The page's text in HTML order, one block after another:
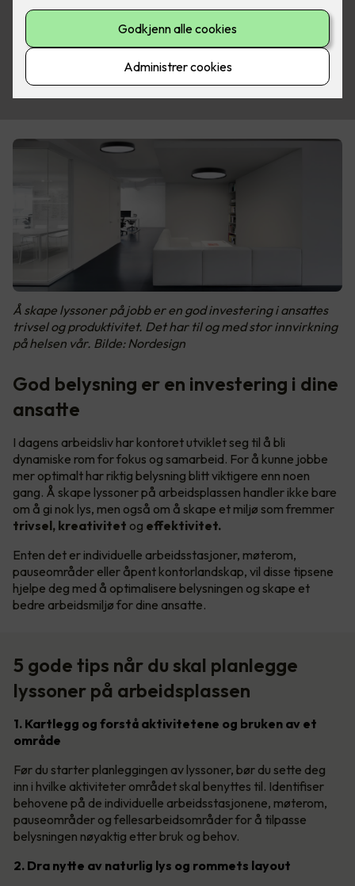
Å skape lyssoner på jobb er en god investering i ansattes
trivsel og produktivitet. Det har til og med stor innvirkning
på helsen vår. Bilde: Nordesign
God belysning er en investering i dine
ansatte
I dagens arbeidsliv har kontoret utviklet seg til å bli
dynamiske rom for fokus og samarbeid. For å kunne jobbe
mer optimalt har riktig belysning blitt viktigere enn noen
gang. Å skape lyssoner på arbeidsplassen handler ikke bare
om å gi nok lys, men også om å skape et miljø som fremmer
trivsel, kreativitet og effektivitet.
Enten det er individuelle arbeidsstasjoner, møterom,
pauseområder eller åpent kontorlandskap, vil disse tipsene
hjelpe deg med å optimalisere belysningen og skape et
bedre arbeidsmiljø for dine ansatte.
5 gode tips når du skal planlegge
lyssoner på arbeidsplassen
1. Kartlegg og forstå aktivitetene og bruken av et
område
Før du starter planleggingen av lyssoner, bør du sette deg
inn i hvilke aktiviteter området skal benyttes til. Identifiser
behovene på de individuelle arbeidsstasjonene, møterom,
pauseområder og fellesarbeidsområder for å tilpasse
belysningen nøyaktig etter bruk og behov.
2. Dra nytte av naturlig lys og rommets layout